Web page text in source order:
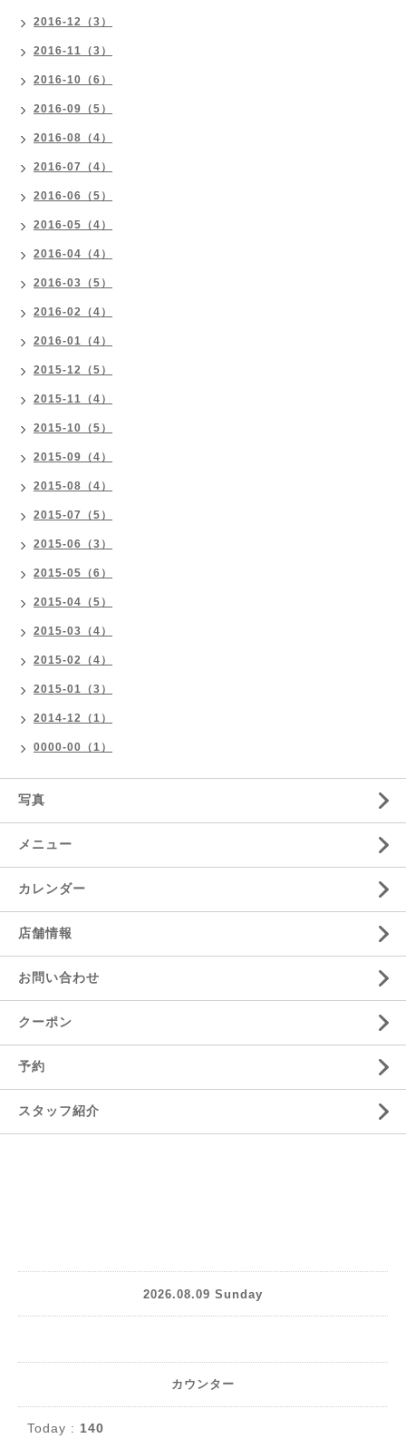
2016-12（3）
2016-11（3）
2016-10（6）
2016-09（5）
2016-08（4）
2016-07（4）
2016-06（5）
2016-05（4）
2016-04（4）
2016-03（5）
2016-02（4）
2016-01（4）
2015-12（5）
2015-11（4）
2015-10（5）
2015-09（4）
2015-08（4）
2015-07（5）
2015-06（3）
2015-05（6）
2015-04（5）
2015-03（4）
2015-02（4）
2015-01（3）
2014-12（1）
0000-00（1）
写真
メニュー
カレンダー
店舗情報
お問い合わせ
クーポン
予約
スタッフ紹介
2026.08.09 Sunday
カウンター
Today : 140